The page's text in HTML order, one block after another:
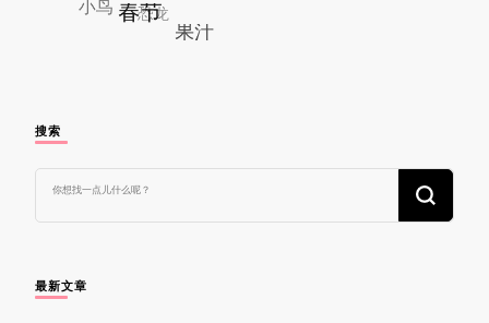
搜索
么
吗?
最新文章